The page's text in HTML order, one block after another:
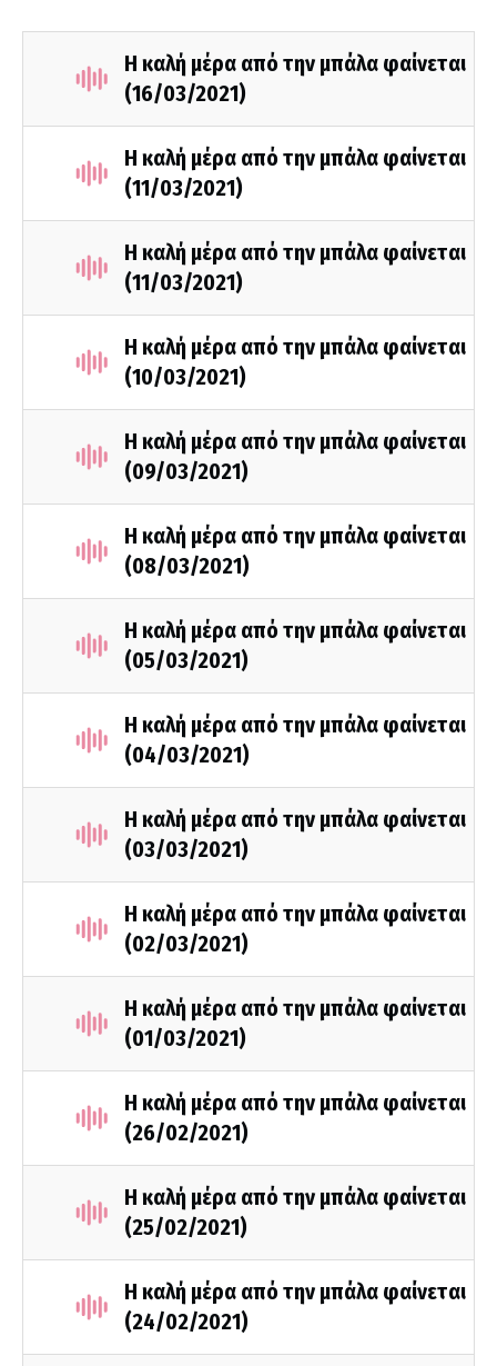
Η καλή μέρα από την μπάλα φαίνεται
(16/03/2021)
Η καλή μέρα από την μπάλα φαίνεται
(11/03/2021)
Η καλή μέρα από την μπάλα φαίνεται
(11/03/2021)
Η καλή μέρα από την μπάλα φαίνεται
(10/03/2021)
Η καλή μέρα από την μπάλα φαίνεται
(09/03/2021)
Η καλή μέρα από την μπάλα φαίνεται
(08/03/2021)
Η καλή μέρα από την μπάλα φαίνεται
(05/03/2021)
Η καλή μέρα από την μπάλα φαίνεται
(04/03/2021)
Η καλή μέρα από την μπάλα φαίνεται
(03/03/2021)
Η καλή μέρα από την μπάλα φαίνεται
(02/03/2021)
Η καλή μέρα από την μπάλα φαίνεται
(01/03/2021)
Η καλή μέρα από την μπάλα φαίνεται
(26/02/2021)
Η καλή μέρα από την μπάλα φαίνεται
(25/02/2021)
Η καλή μέρα από την μπάλα φαίνεται
(24/02/2021)